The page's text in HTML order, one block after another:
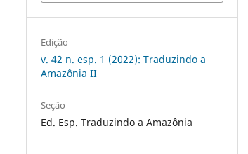
Edição
v. 42 n. esp. 1 (2022): Traduzindo a
Amazônia II
Seção
Ed. Esp. Traduzindo a Amazônia